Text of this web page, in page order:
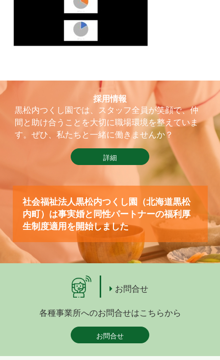
採用情報
黒松内つくし園では、スタッフ全員が笑顔で、仲
間と助け合うことを大切に職場環境を整えていま
す。ぜひ、私たちと一緒に働きませんか？
詳細
社会福祉法人黒松内つくし園（北海道黒松
内町）は事実婚と同性パートナーの福利厚
生制度適用を開始しました
お問合せ
各種事業所へのお問合せはこちらから
お問合せ